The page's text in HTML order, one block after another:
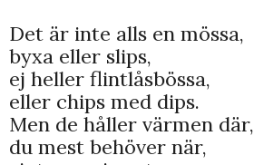
Det är inte alls en mössa,
byxa eller slips,
ej heller flintlåsbössa,
eller chips med dips.
Men de håller värmen där,
du mest behöver när,